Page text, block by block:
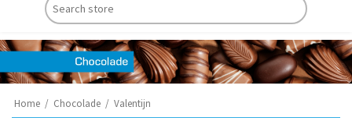
Home / Chocolade / Valentijn